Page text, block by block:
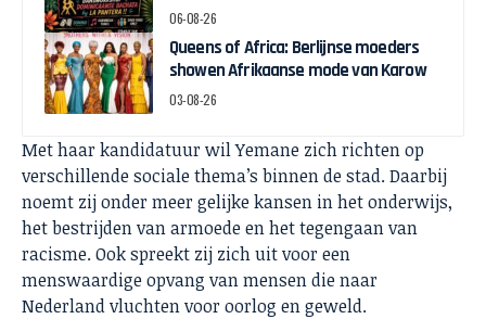
06-08-26
Queens of Africa: Berlijnse moeders
showen Afrikaanse mode van Karow
03-08-26
Met haar kandidatuur wil Yemane zich richten op
verschillende sociale thema’s binnen de stad. Daarbij
noemt zij onder meer gelijke kansen in het onderwijs,
het bestrijden van armoede en het tegengaan van
racisme. Ook spreekt zij zich uit voor een
menswaardige opvang van mensen die naar
Nederland vluchten voor oorlog en geweld.